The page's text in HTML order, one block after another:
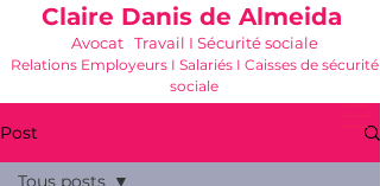
Claire Danis de Almeida
Avocat Travail I Sécurité sociale
Relations Employeurs I Salariés I Caisses de sécurité
sociale
Post
Tous posts